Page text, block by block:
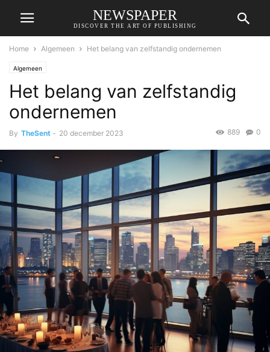
NEWSPAPER
DISCOVER THE ART OF PUBLISHING
Home Algemeen Het belang van zelfstandig ondernemen
Algemeen
Het belang van zelfstandig
ondernemen
By TheSent - 20 december 2023 0
889